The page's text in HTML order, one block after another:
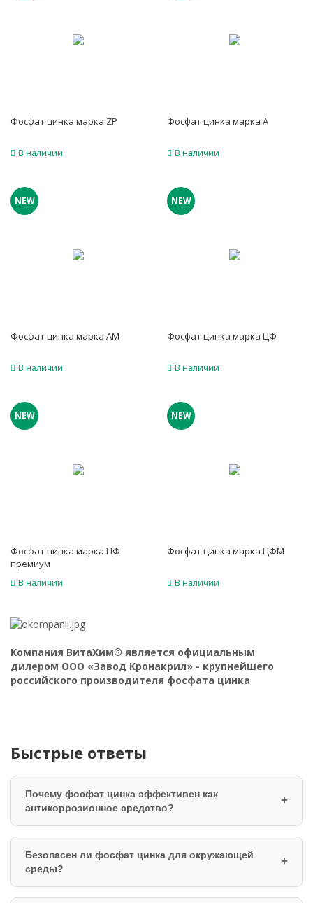
Фосфат цинка марка ZP
В наличии
Фосфат цинка марка А
В наличии
NEW
Фосфат цинка марка АМ
В наличии
NEW
Фосфат цинка марка ЦФ
В наличии
NEW
Фосфат цинка марка ЦФ
премиум
В наличии
NEW
Фосфат цинка марка ЦФМ
В наличии
Компания ВитаХим® является официальным
дилером ООО «Завод Кронакрил» - крупнейшего
российского производителя фосфата цинка
Быстрые ответы
Почему фосфат цинка эффективен как
антикоррозионное средство?
Безопасен ли фосфат цинка для окружающей
среды?